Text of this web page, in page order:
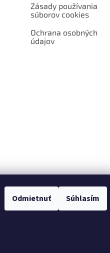
Odmietnuť Súhlasím
Zásady používania
súborov cookies
Ochrana osobných
údajov